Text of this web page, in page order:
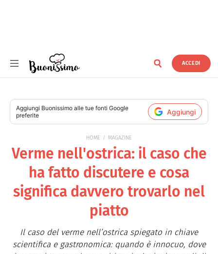
ACCEDI
Aggiungi Buonissimo alle tue fonti Google
preferite
Aggiungi
HOME MAGAZINE
Verme nell'ostrica: il caso che
ha fatto discutere e cosa
significa davvero trovarlo nel
piatto
Il caso del verme nell’ostrica spiegato in chiave
scientifica e gastronomica: quando è innocuo, dove